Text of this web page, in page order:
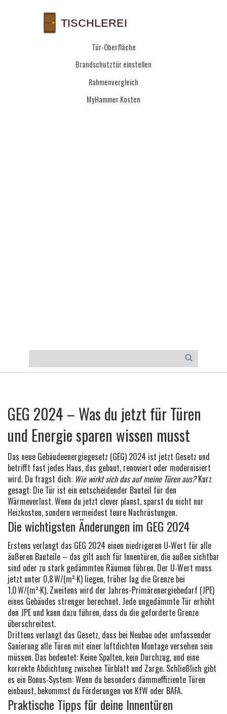
Tür-Oberfläche
Brandschutztür einstellen
Rahmenvergleich
MyHammer Kosten
GEG 2024 – Was du jetzt für Türen
und Energie sparen wissen musst
Das neue Gebäudeenergiegesetz (GEG) 2024 ist jetzt Gesetz und
betrifft fast jedes Haus, das gebaut, renoviert oder modernisiert
wird. Du fragst dich: Wie wirkt sich das auf meine Türen aus?Kurz
gesagt: Die Tür ist ein entscheidender Bauteil für den
Wärmeverlust. Wenn du jetzt clever planst, sparst du nicht nur
Heizkosten, sondern vermeidest teure Nachrüstungen.
Die wichtigsten Änderungen im GEG 2024
Erstens verlangt das GEG 2024 einen niedrigeren U‑Wert für alle
äußeren Bauteile – das gilt auch für Innentüren, die außen sichtbar
sind oder zu stark gedämmten Räumen führen. Der U‑Wert muss
jetzt unter 0,8 W/(m²·K) liegen, früher lag die Grenze bei
1,0 W/(m²·K). Zweitens wird der Jahres-Primärenergiebedarf (JPE)
eines Gebäudes strenger berechnet. Jede ungedämmte Tür erhöht
den JPE und kann dazu führen, dass du die geforderte Grenze
überschreitest.
Drittens verlangt das Gesetz, dass bei Neubau oder umfassender
Sanierung alle Türen mit einer luftdichten Montage versehen sein
müssen. Das bedeutet: Keine Spalten, kein Durchzug, und eine
korrekte Abdichtung zwischen Türblatt und Zarge. Schließlich gibt
es ein Bonus‑System: Wenn du besonders dämmeffiziente Türen
einbaust, bekommst du Förderungen von KfW oder BAFA.
Praktische Tipps für deine Innentüren